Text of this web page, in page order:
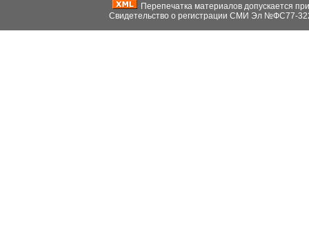
Перепечатка материалов допускается
Свидетельство о регистрации СМИ Эл №ФС77-